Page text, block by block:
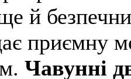
й
приємну
Чавунні